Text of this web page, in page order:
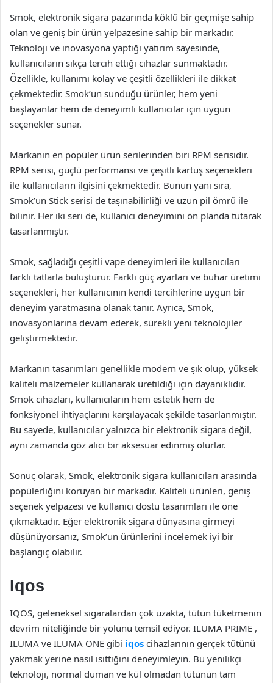
Smok, elektronik sigara pazarında köklü bir geçmişe sahip
olan ve geniş bir ürün yelpazesine sahip bir markadır.
Teknoloji ve inovasyona yaptığı yatırım sayesinde,
kullanıcıların sıkça tercih ettiği cihazlar sunmaktadır.
Özellikle, kullanımı kolay ve çeşitli özellikleri ile dikkat
çekmektedir. Smok’un sunduğu ürünler, hem yeni
başlayanlar hem de deneyimli kullanıcılar için uygun
seçenekler sunar.
Markanın en popüler ürün serilerinden biri RPM serisidir.
RPM serisi, güçlü performansı ve çeşitli kartuş seçenekleri
ile kullanıcıların ilgisini çekmektedir. Bunun yanı sıra,
Smok’un Stick serisi de taşınabilirliği ve uzun pil ömrü ile
bilinir. Her iki seri de, kullanıcı deneyimini ön planda tutarak
tasarlanmıştır.
Smok, sağladığı çeşitli vape deneyimleri ile kullanıcıları
farklı tatlarla buluşturur. Farklı güç ayarları ve buhar üretimi
seçenekleri, her kullanıcının kendi tercihlerine uygun bir
deneyim yaratmasına olanak tanır. Ayrıca, Smok,
inovasyonlarına devam ederek, sürekli yeni teknolojiler
geliştirmektedir.
Markanın tasarımları genellikle modern ve şık olup, yüksek
kaliteli malzemeler kullanarak üretildiği için dayanıklıdır.
Smok cihazları, kullanıcıların hem estetik hem de
fonksiyonel ihtiyaçlarını karşılayacak şekilde tasarlanmıştır.
Bu sayede, kullanıcılar yalnızca bir elektronik sigara değil,
aynı zamanda göz alıcı bir aksesuar edinmiş olurlar.
Sonuç olarak, Smok, elektronik sigara kullanıcıları arasında
popülerliğini koruyan bir markadır. Kaliteli ürünleri, geniş
seçenek yelpazesi ve kullanıcı dostu tasarımları ile öne
çıkmaktadır. Eğer elektronik sigara dünyasına girmeyi
düşünüyorsanız, Smok’un ürünlerini incelemek iyi bir
başlangıç olabilir.
Iqos
IQOS, geleneksel sigaralardan çok uzakta, tütün tüketmenin
devrim niteliğinde bir yolunu temsil ediyor. ILUMA PRIME ,
ILUMA ve ILUMA ONE gibi iqos cihazlarının gerçek tütünü
yakmak yerine nasıl ısıttığını deneyimleyin. Bu yenilikçi
teknoloji, normal duman ve kül olmadan tütünün tam